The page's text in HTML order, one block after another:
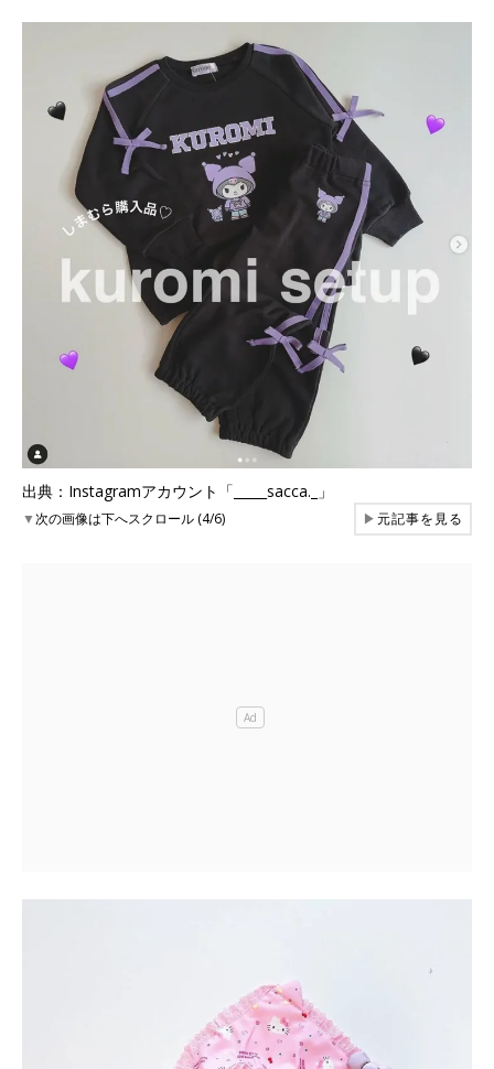
出典：Instagramアカウント「_____sacca._」
▼次の画像は下へスクロール (4/6) ▶元記事を見る